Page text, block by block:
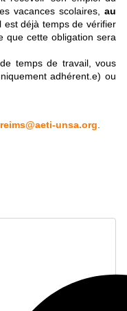
vacances scolaires, au
est déjà temps de vérifier
que cette obligation sera
temps de travail, vous
adhérent.e) ou
unsa.org